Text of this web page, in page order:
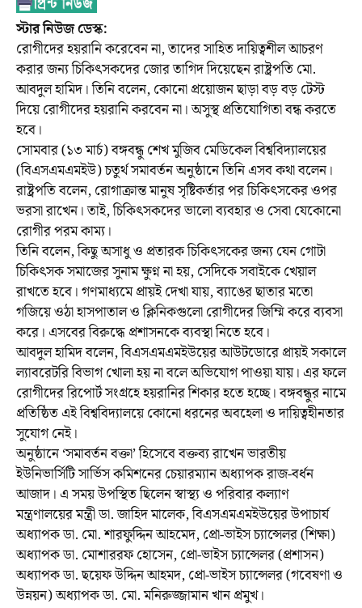
স্টার নিউজ ডেস্ক:
রোগীদের হয়রানি করেবেন না, তাদের সাহিত দায়িত্বশীল আচরণ
করার জন্য চিকিৎসকদের জোর তাগিদ দিয়েছেন রাষ্ট্রপতি মো.
আবদুল হামিদ। তিনি বলেন, কোনো প্রয়োজন ছাড়া বড় বড় টেস্ট
দিয়ে রোগীদের হয়রানি করবেন না। অসুস্থ প্রতিযোগিতা বন্ধ করতে
হবে।
সোমবার (১৩ মার্চ) বঙ্গবন্ধু শেখ মুজিব মেডিকেল বিশ্ববিদ্যালয়ের
(বিএসএমএমইউ) চতুর্থ সমাবর্তন অনুষ্ঠানে তিনি এসব কথা বলেন।
রাষ্ট্রপতি বলেন, রোগাক্রান্ত মানুষ সৃষ্টিকর্তার পর চিকিৎসকের ওপর
ভরসা রাখেন। তাই, চিকিৎসকদের ভালো ব্যবহার ও সেবা যেকোনো
রোগীর পরম কাম্য।
তিনি বলেন, কিছু অসাধু ও প্রতারক চিকিৎসকের জন্য যেন গোটা
চিকিৎসক সমাজের সুনাম ক্ষুণ্ন না হয়, সেদিকে সবাইকে খেয়াল
রাখতে হবে। গণমাধ্যমে প্রায়ই দেখা যায়, ব্যাঙের ছাতার মতো
গজিয়ে ওঠা হাসপাতাল ও ক্লিনিকগুলো রোগীদের জিম্মি করে ব্যবসা
করে। এসবের বিরুদ্ধে প্রশাসনকে ব্যবস্থা নিতে হবে।
আবদুল হামিদ বলেন, বিএসএমএমইউয়ের আউটডোরে প্রায়ই সকালে
ল্যাবরেটরি বিভাগ খোলা হয় না বলে অভিযোগ পাওয়া যায়। এর ফলে
রোগীদের রিপোর্ট সংগ্রহে হয়রানির শিকার হতে হচ্ছে। বঙ্গবন্ধুর নামে
প্রতিষ্ঠিত এই বিশ্ববিদ্যালয়ে কোনো ধরনের অবহেলা ও দায়িত্বহীনতার
সুযোগ নেই।
অনুষ্ঠানে ‘সমাবর্তন বক্তা’ হিসেবে বক্তব্য রাখেন ভারতীয়
ইউনিভার্সিটি সার্ভিস কমিশনের চেয়ারম্যান অধ্যাপক রাজ-বর্ধন
আজাদ। এ সময় উপস্থিত ছিলেন স্বাস্থ্য ও পরিবার কল্যাণ
মন্ত্রণালয়ের মন্ত্রী ডা. জাহিদ মালেক, বিএসএমএমইউয়ের উপাচার্য
অধ্যাপক ডা. মো. শারফুদ্দিন আহমেদ, প্রো-ভাইস চ্যান্সেলর (শিক্ষা)
অধ্যাপক ডা. মোশাররফ হোসেন, প্রো-ভাইস চ্যান্সেলর (প্রশাসন)
অধ্যাপক ডা. ছয়েফ উদ্দিন আহমদ, প্রো-ভাইস চ্যান্সেলর (গবেষণা ও
উন্নয়ন) অধ্যাপক ডা. মো. মনিরুজ্জামান খান প্রমুখ।